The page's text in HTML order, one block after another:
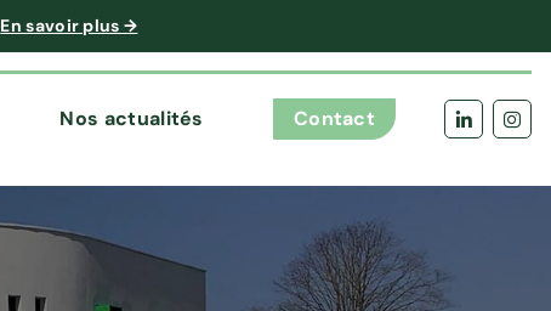
En savoir plus →
Nos actualités Contact